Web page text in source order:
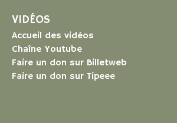
VIDÉOS
Accueil des vidéos
Chaîne Youtube
Faire un don sur Billetweb
Faire un don sur Tipeee